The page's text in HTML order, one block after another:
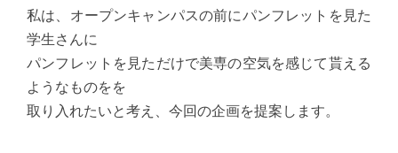
私は、オープンキャンパスの前にパンフレットを見た
学生さんに
パンフレットを見ただけで美専の空気を感じて貰える
ようなものをを
取り入れたいと考え、今回の企画を提案します。